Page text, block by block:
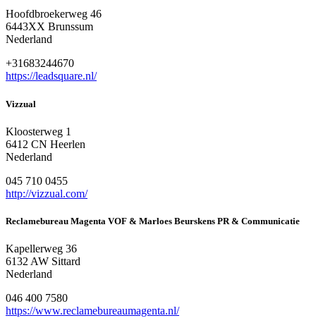
Hoofdbroekerweg 46
6443XX Brunssum
Nederland
+31683244670
https://leadsquare.nl/
Vizzual
Kloosterweg 1
6412 CN Heerlen
Nederland
045 710 0455
http://vizzual.com/
Reclamebureau Magenta VOF & Marloes Beurskens PR & Communicatie
Kapellerweg 36
6132 AW Sittard
Nederland
046 400 7580
https://www.reclamebureaumagenta.nl/